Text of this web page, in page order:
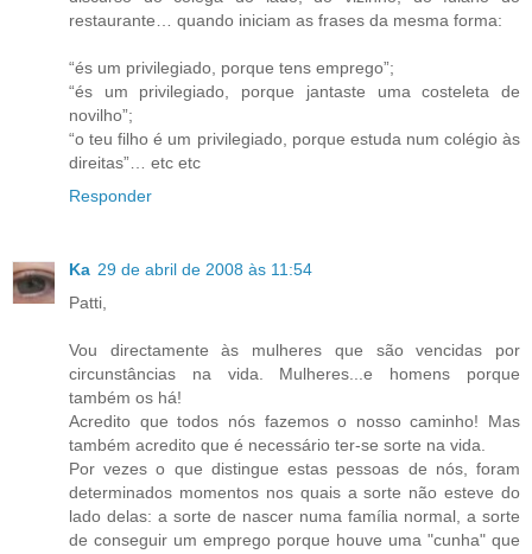
restaurante… quando iniciam as frases da mesma forma:
“és um privilegiado, porque tens emprego”;
“és um privilegiado, porque jantaste uma costeleta de
novilho”;
“o teu filho é um privilegiado, porque estuda num colégio às
direitas”… etc etc
Responder
Ka 29 de abril de 2008 às 11:54
Patti,
Vou directamente às mulheres que são vencidas por
circunstâncias na vida. Mulheres...e homens porque
também os há!
Acredito que todos nós fazemos o nosso caminho! Mas
também acredito que é necessário ter-se sorte na vida.
Por vezes o que distingue estas pessoas de nós, foram
determinados momentos nos quais a sorte não esteve do
lado delas: a sorte de nascer numa família normal, a sorte
de conseguir um emprego porque houve uma "cunha" que